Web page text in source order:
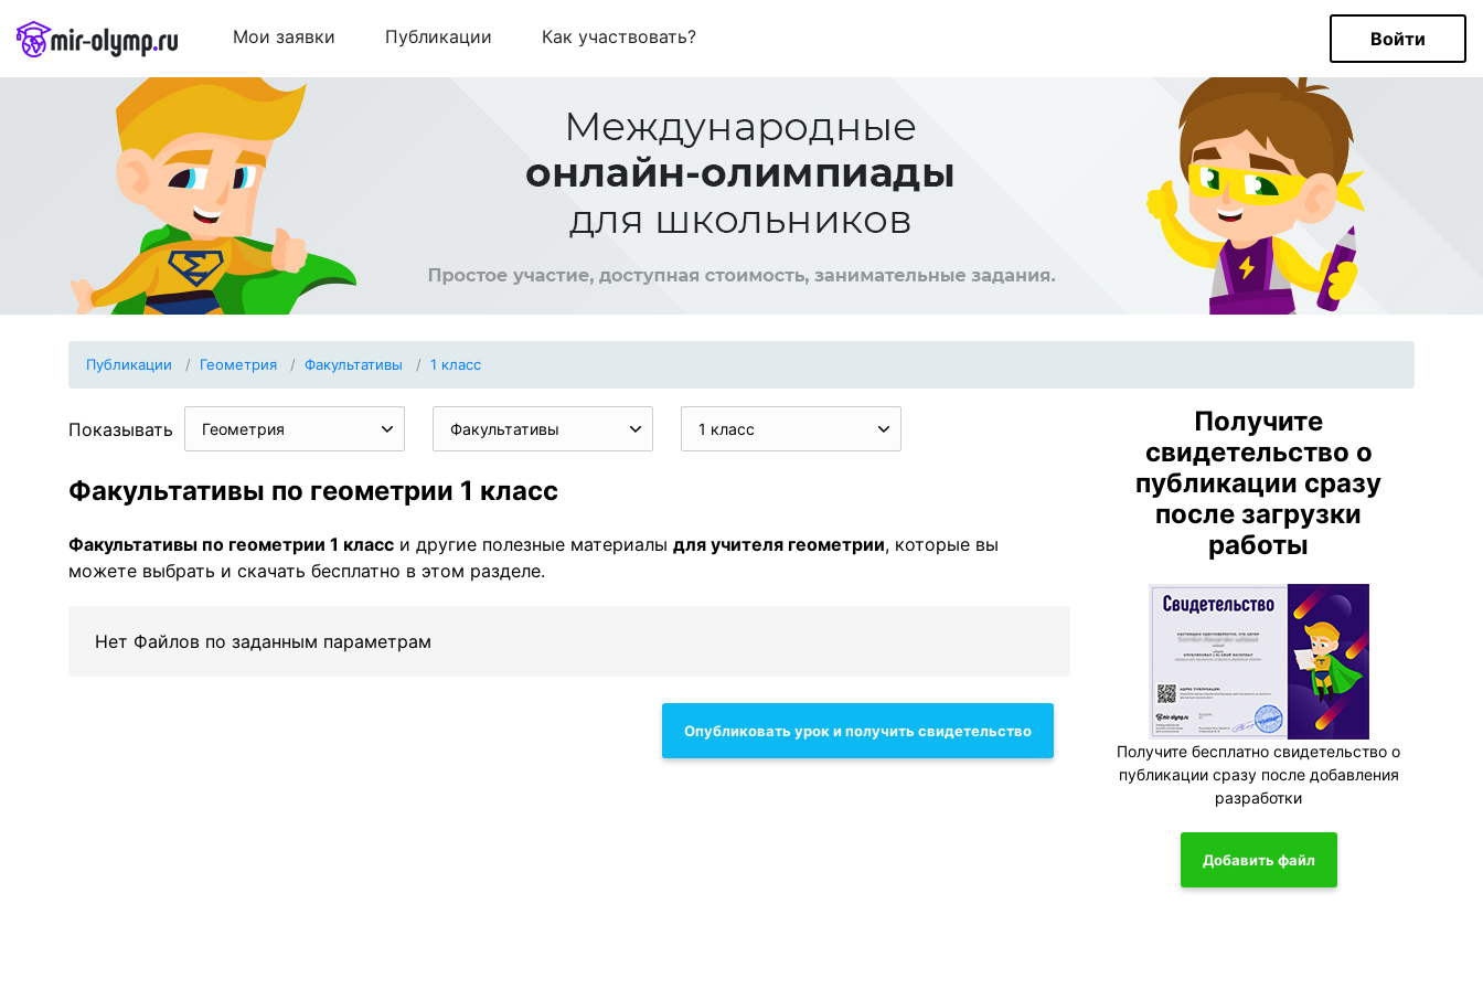
Мои заявки Публикации Как участвовать? Войти
Публикации Геометрия Факультативы 1 класс
Показывать Геометрия Факультативы 1 класс
Факультативы по геометрии 1 класс
Факультативы по геометрии 1 класс и другие полезные материалы для учителя геометрии, которые вы
можете выбрать и скачать бесплатно в этом разделе.
Нет Файлов по заданным параметрам
Опубликовать урок и получить свидетельство
Получите
свидетельство о
публикации сразу
после загрузки
работы
Получите бесплатно свидетельство о
публикации сразу после добавления
разработки
Добавить файл